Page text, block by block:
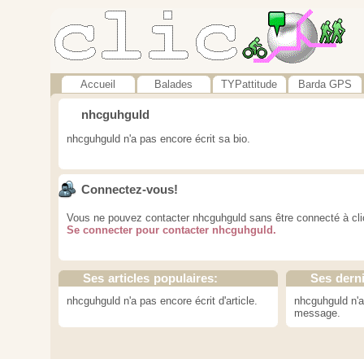
Accueil Balades TYPattitude Barda GPS
nhcguhguld
nhcguhguld n'a pas encore écrit sa bio.
Connectez-vous!
Vous ne pouvez contacter nhcguhguld sans être connecté à
Se connecter pour contacter nhcguhguld.
Ses articles populaires:
nhcguhguld n'a pas encore écrit d'article.
Ses
nhcguhguld
message.